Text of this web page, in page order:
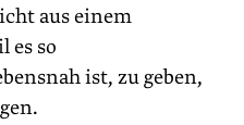
aus ­einem
es so
ist, zu geben,